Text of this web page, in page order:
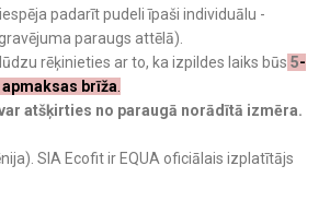
iespēja padarīt pudeli īpaši individuālu -
paraugs attēlā).
rēķinieties ar to, ka izpildes laiks būs 5-
brīža
atšķirties no paraugā norādītā izmēra.
SIA Ecofit ir EQUA oficiālais izplatītājs